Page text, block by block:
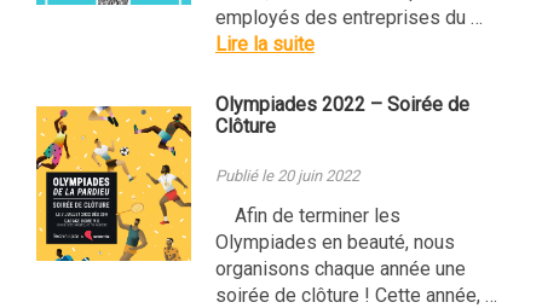
employés des entreprises du …
Lire la suite
Olympiades 2022 – Soirée de
Clôture
Publié le 20 juin 2022
Afin de terminer les
Olympiades en beauté, nous
organisons chaque année une
soirée de clôture ! Cette année, …